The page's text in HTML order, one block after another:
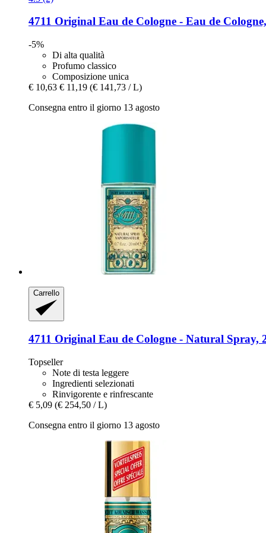
4711 Original Eau de Cologne -​ Eau de
-5%
Di alta qualità
Profumo classico
Composizione unica
€ 10,63 € 11,19 (€ 141,73 / L)
Consegna entro il giorno 13 agosto
Carrello
4711 Original Eau de Cologne -​ Natural Spray,
Topseller
Note di testa leggere
Ingredienti selezionati
Rinvigorente e rinfrescante
€ 5,09 (€ 254,50 / L)
Consegna entro il giorno 13 agosto